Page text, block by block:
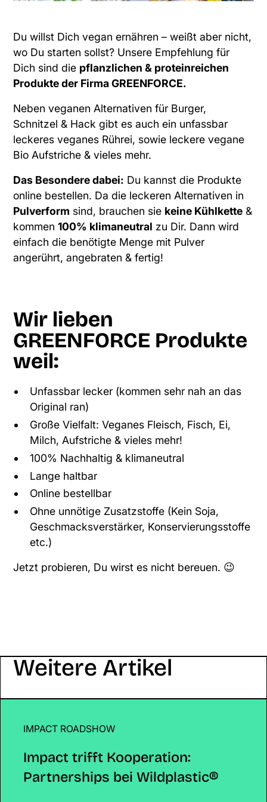
Du willst Dich vegan ernähren – weißt aber nicht,
wo Du starten sollst? Unsere Empfehlung für
Dich sind die pflanzlichen & proteinreichen
Produkte der FirmaGREENFORCE.
Neben veganen Alternativen für Burger,
Schnitzel & Hack gibt es auch ein unfassbar
leckeres veganes Rührei, sowie leckere vegane
Bio Aufstriche & vieles mehr.
Das Besondere dabei: Du kannst die Produkte
online bestellen. Da die leckeren Alternativen in
Pulverform sind, brauchen sie keine Kühlkette &
kommen100% klimaneutral zu Dir. Dann wird
einfach die benötigte Menge mit Pulver
angerührt, angebraten & fertig!
Wir lieben
GREENFORCE Produkte
weil:
Unfassbar lecker (kommen sehr nah an das
Original ran)
Große Vielfalt: Veganes Fleisch, Fisch, Ei,
Milch, Aufstriche & vieles mehr!
100% Nachhaltig & klimaneutral
Lange haltbar
Online bestellbar
Ohne unnötige Zusatzstoffe (Kein Soja,
Geschmacksverstärker, Konservierungsstoffe
etc.)
Jetzt probieren, Du wirst es nicht bereuen. 😉
Weitere Artikel
IMPACT ROADSHOW
Impact trifft Kooperation:
Partnerships bei Wildplastic®
Impact trifft Kooperation: Partnerships bei